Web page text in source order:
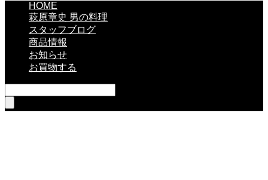
HOME
萩原章史 男の料理
スタッフブログ
商品情報
お知らせ
お買物する